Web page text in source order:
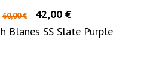
60,00 €
42,00 €
Blanes SS Slate Purple